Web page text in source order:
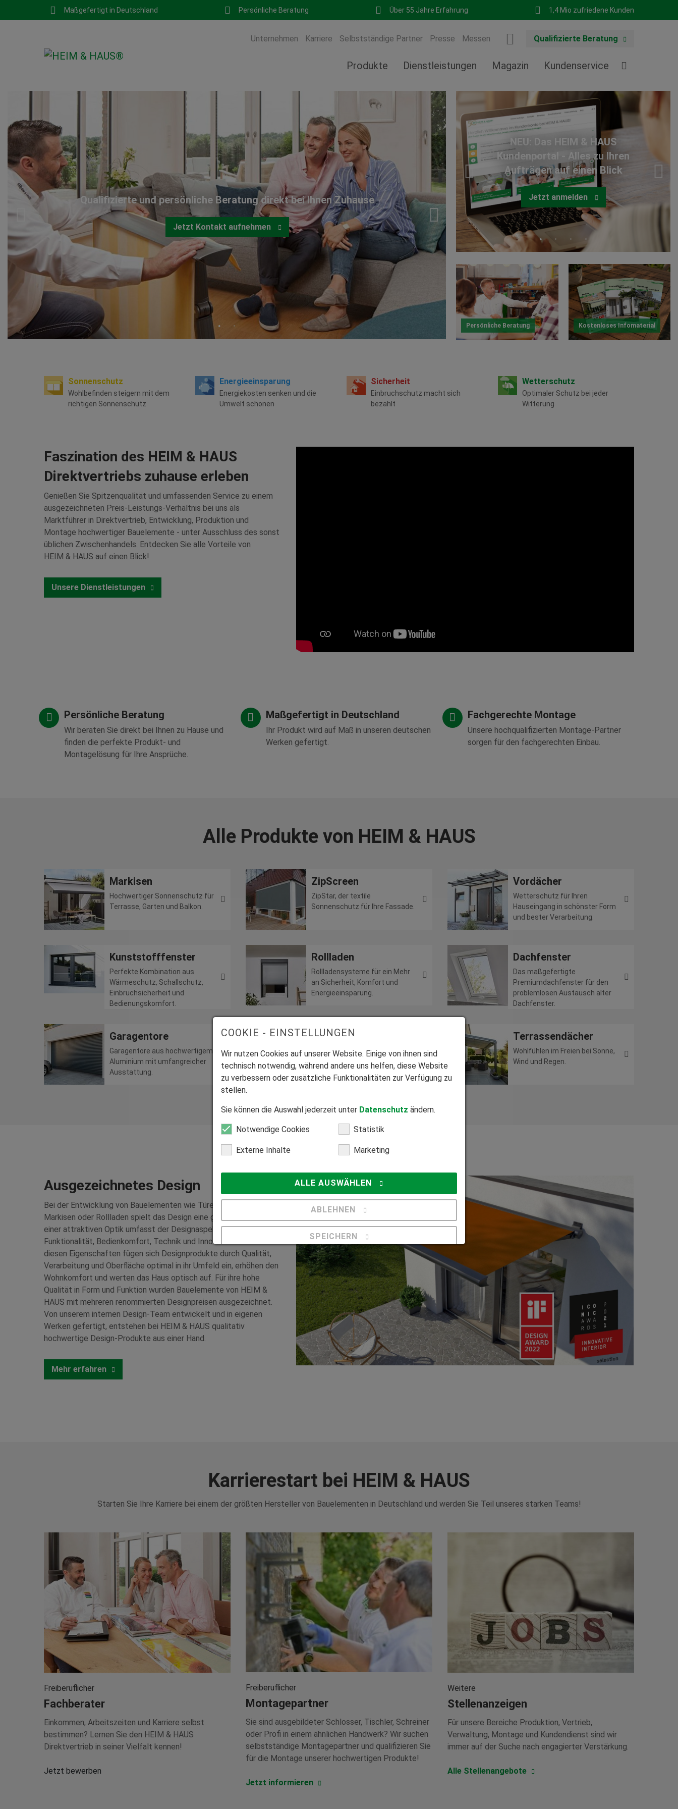
Maßgefertigt in Deutschland Persönliche Beratung Über 55 Jahre Erfahrung 1,4 Mio zufriedene Kunden
Unternehmen Karriere Selbstständige Partner Presse Messen Qualifizierte Beratung
Produkte Dienstleistungen Magazin Kundenservice
Qualifizierte und persönliche Beratung direkt bei Ihnen Zuhause
Jetzt Kontakt aufnehmen
NEU: Das HEIM & HAUS
Kundenportal - Alles zu Ihren
Aufträgen auf einen Blick
Jetzt anmelden
Persönliche Beratung Kostenloses Infomaterial
Sonnenschutz
Wohlbefinden steigern mit dem
richtigen Sonnenschutz
Energieeinsparung
Energiekosten senken und die
Umwelt schonen
Sicherheit
Einbruchschutz macht sich
bezahlt
Wetterschutz
Optimaler Schutz bei jeder
Witterung
Faszination des HEIM & HAUS
Direktvertriebs zuhause erleben
Genießen Sie Spitzenqualität und umfassenden Service zu einem
ausgezeichneten Preis-Leistungs-Verhältnis bei uns als
Marktführer in Direktvertrieb, Entwicklung, Produktion und
Montage hochwertiger Bauelemente - unter Ausschluss des sonst
üblichen Zwischenhandels. Entdecken Sie alle Vorteile von
HEIM & HAUS auf einen Blick!
Unsere Dienstleistungen
Persönliche Beratung
Wir beraten Sie direkt bei Ihnen zu Hause und
finden die perfekte Produkt- und
Montagelösung für Ihre Ansprüche.
Maßgefertigt in Deutschland
Ihr Produkt wird auf Maß in unseren deutschen
Werken gefertigt.
Fachgerechte Montage
Unsere hochqualifizierten Montage-Partner
sorgen für den fachgerechten Einbau.
Alle Produkte von HEIM & HAUS
Markisen
Hochwertiger Sonnenschutz für
Terrasse, Garten und Balkon.
ZipScreen
ZipStar, der textile
Sonnenschutz für Ihre Fassade.
Vordächer
Wetterschutz für Ihren
Hauseingang in schönster Form
und bester Verarbeitung.
Kunststofffenster
Perfekte Kombination aus
Wärmeschutz, Schallschutz,
Einbruchsicherheit und
Bedienungskomfort.
Rollladen
Rollladensysteme für ein Mehr
an Sicherheit, Komfort und
Energieeinsparung.
Dachfenster
Das maßgefertigte
Premiumdachfenster für den
problemlosen Austausch alter
Dachfenster.
Garagentore
Garagentore aus hochwertigem
Aluminium mit umfangreicher
Ausstattung.
Haustüren
Design- und
Sicherheitshaustüren für den
Terrassendächer
Wohlfühlen im Freien bei Sonne,
Wind und Regen.
Ausgezeichnetes Design
Bei der Entwicklung von Bauelementen wie Türen, Fenstern,
Markisen oder Rollladen spielt das Design eine große Rolle. Neben
einer attraktiven Optik umfasst der Designaspekt auch hohe
Funktionalität, Bedienkomfort, Technik und Innovationskraft. Mit
diesen Eigenschaften fügen sich Designprodukte durch Qualität,
Verarbeitung und Oberfläche optimal in ihr Umfeld ein, erhöhen den
Wohnkomfort und werten das Haus optisch auf. Für ihre hohe
Qualität in Form und Funktion wurden Bauelemente von HEIM &
HAUS mit mehreren renommierten Designpreisen ausgezeichnet.
Von unserem internen Design-Team entwickelt und in eigenen
Werken gefertigt, entstehen bei HEIM & HAUS qualitativ
hochwertige Design-Produkte aus einer Hand.
Mehr erfahren
Karrierestart bei HEIM & HAUS
Starten Sie Ihre Karriere bei einem der größten Hersteller von Bauelementen in Deutschland und werden Sie Teil unseres starken Teams!
Freiberuflicher
Fachberater
Einkommen, Arbeitszeiten und Karriere selbst
bestimmen? Lernen Sie den HEIM & HAUS
Direktvertrieb in seiner Vielfalt kennen!
Jetzt bewerben
Freiberuflicher
Montagepartner
Sie sind ausgebildeter Schlosser, Tischler, Schreiner
oder Profi in einem ähnlichen Handwerk? Wir suchen
selbstständige Montagepartner und qualifizieren Sie
für die Montage unserer hochwertigen Produkte!
Jetzt informieren
Weitere
Stellenanzeigen
Für unsere Bereiche Produktion, Vertrieb,
Verwaltung, Montage und Kundendienst sind wir
immer auf der Suche nach engagierter Verstärkung.
Alle Stellenangebote
COOKIE - EINSTELLUNGEN
Wir nutzen Cookies auf unserer Website. Einige von ihnen sind
technisch notwendig, während andere uns helfen, diese Website
zu verbessern oder zusätzliche Funktionalitäten zur Verfügung zu
stellen.
Sie können die Auswahl jederzeit unter Datenschutz ändern.
Notwendige Cookies Statistik
Externe Inhalte Marketing
ALLE AUSWÄHLEN
ABLEHNEN
SPEICHERN
Details anzeigen
Impressum|Datenschutz